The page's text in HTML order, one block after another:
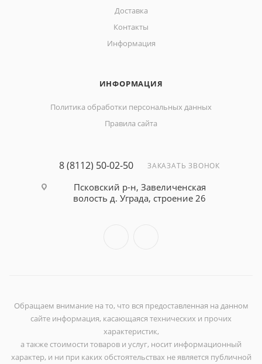
Доставка
Контакты
Информация
ИНФОРМАЦИЯ
Политика обработки персональных данных
Правила сайта
8 (8112) 50-02-50 ЗАКАЗАТЬ ЗВОНОК
Псковский р-н, Завеличенская
волость д. Уграда, строение 26
Обращаем внимание на то, что вся предоставленная на данном
сайте информация, касающаяся технических и прочих
характеристик,
а также стоимости товаров и услуг, носит информационный
характер, и ни при каких обстоятельствах не является публичной